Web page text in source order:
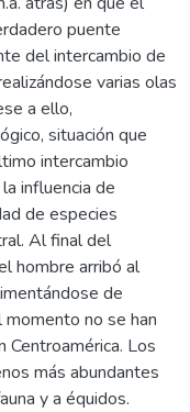
puente
del intercambio de
varias olas
a ello,
situación que
intercambio
influencia de
de especies
Al final del
hombre arribó al
de
no se han
Centroamérica. Los
más abundantes
y a équidos.